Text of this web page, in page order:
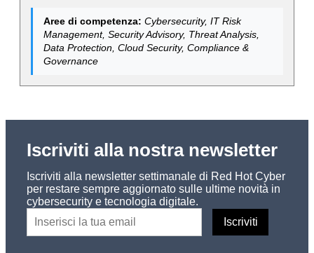
Aree di competenza: Cybersecurity, IT Risk
Management, Security Advisory, Threat Analysis,
Data Protection, Cloud Security, Compliance &
Governance
Iscriviti alla nostra newsletter
Iscriviti alla newsletter settimanale di Red Hot Cyber
per restare sempre aggiornato sulle ultime novità in
cybersecurity e tecnologia digitale.